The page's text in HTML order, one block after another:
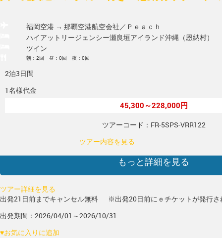
福岡空港 → 那覇空港航空会社／Ｐｅａｃｈ
ハイアットリージェンシー瀬良垣アイランド沖縄（恩納村）
ツイン
朝：2回 昼：0回 夜：0回
2泊3日間
1名様代金
45,300～228,000円
ツアーコード：FR-5SPS-VRR122
ツアー内容を見る
もっと詳細を見る
ツアー詳細を見る
出発21日前までキャンセル無料
※出発20日前にｅチケットが発行さ
出発期間：2026/04/01～2026/10/31
♥お気に入りに追加